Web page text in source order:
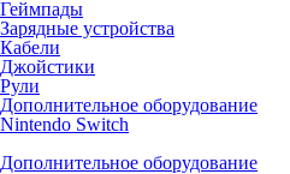
Геймпады
Зарядные устройства
Кабели
Джойстики
Рули
Дополнительное оборудование
Nintendo Switch
Дополнительное оборудование